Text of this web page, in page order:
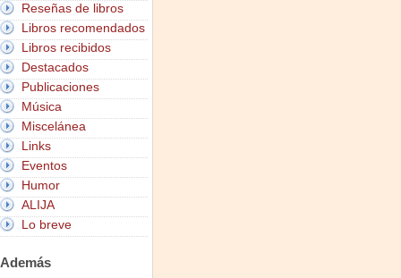
Reseñas de libros
Libros recomendados
Libros recibidos
Destacados
Publicaciones
Música
Miscelánea
Links
Eventos
Humor
ALIJA
Lo breve
Además